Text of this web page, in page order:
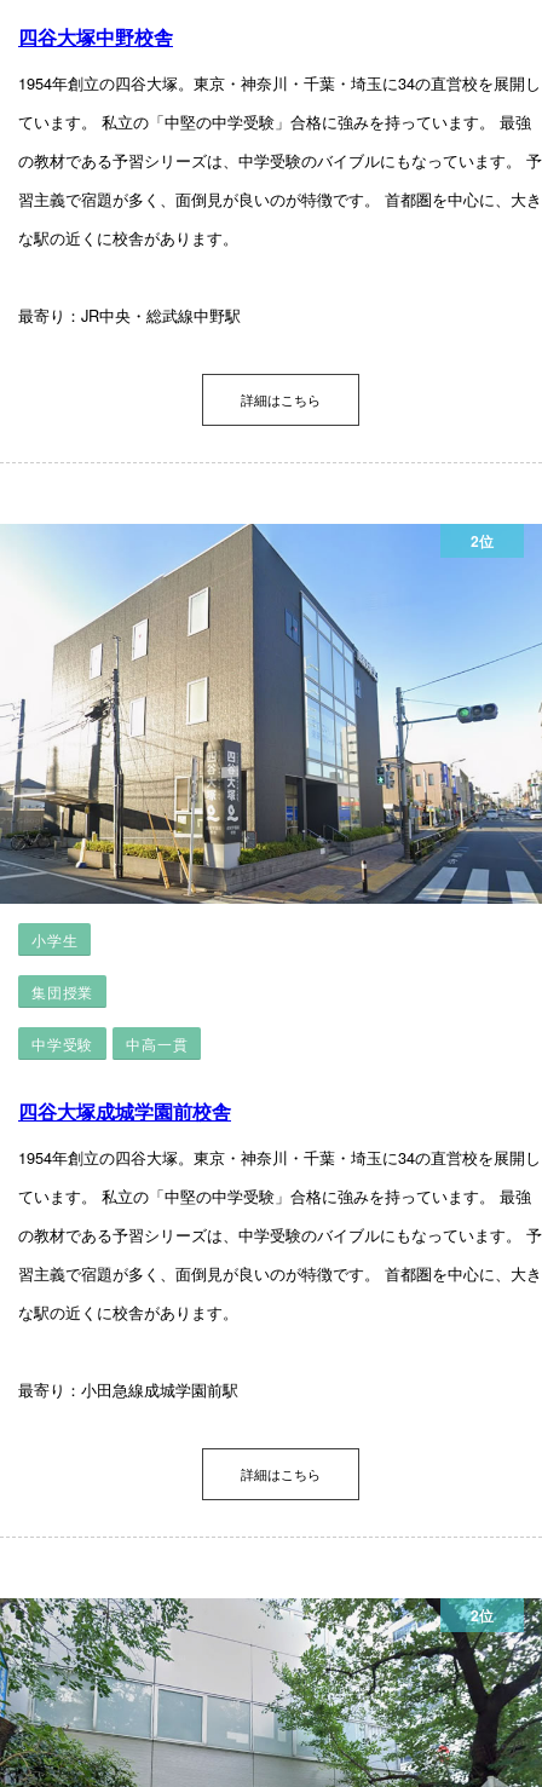
四谷大塚中野校舎
1954年創立の四谷大塚。東京・神奈川・千葉・埼玉に34の直営校を展開し
ています。 私立の「中堅の中学受験」合格に強みを持っています。 最強
の教材である予習シリーズは、中学受験のバイブルにもなっています。 予
習主義で宿題が多く、面倒見が良いのが特徴です。 首都圏を中心に、大き
な駅の近くに校舎があります。
最寄り：JR中央・総武線中野駅
詳細はこちら
2位
四谷大塚成城学園前校舎
1954年創立の四谷大塚。東京・神奈川・千葉・埼玉に34の直営校を展開し
ています。 私立の「中堅の中学受験」合格に強みを持っています。 最強
の教材である予習シリーズは、中学受験のバイブルにもなっています。 予
習主義で宿題が多く、面倒見が良いのが特徴です。 首都圏を中心に、大き
な駅の近くに校舎があります。
最寄り：小田急線成城学園前駅
小学生
集団授業
中学受験 中高一貫
詳細はこちら
2位